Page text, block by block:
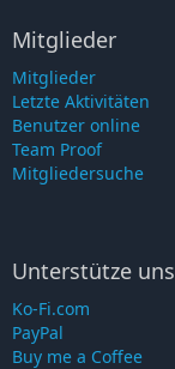
Mitglieder
Mitglieder
Letzte Aktivitäten
Benutzer online
Team Proof
Mitgliedersuche
Unterstütze uns
Ko-Fi.com
PayPal
Buy me a Coffee